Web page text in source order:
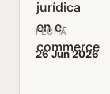
FECHA
26 Jun 2026